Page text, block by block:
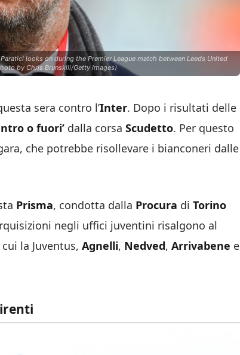
looks on during the Premier League match between Leeds United
by Chris Brunskill/Getty Images)
sera contro l’Inter. Dopo i risultati delle
o fuori’ dalla corsa Scudetto. Per questo
che potrebbe risollevare i bianconeri dalle
Prisma, condotta dalla Procura di Torino
negli uffici juventini risalgono al
la Juventus, Agnelli, Nedved, Arrivabene e